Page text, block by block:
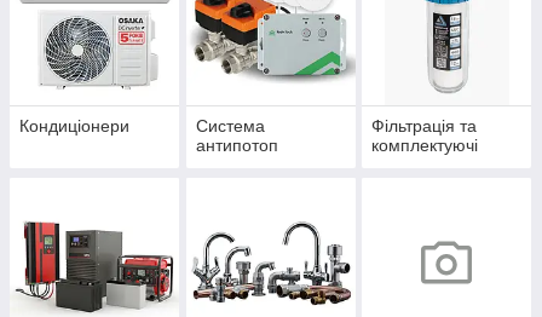
Кондиціонери
Система
антипотоп
Фільтрація та
комплектуючі